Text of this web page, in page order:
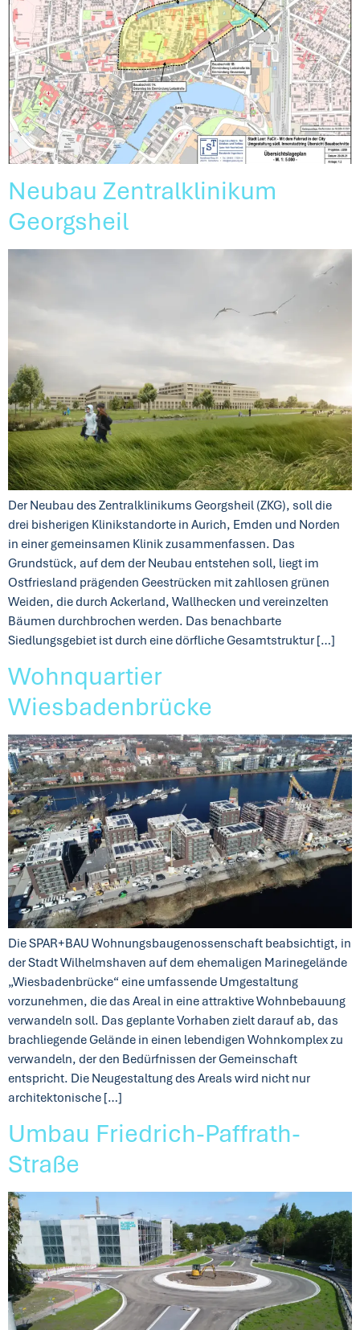
Neubau Zentralklinikum
Georgsheil
Der Neubau des Zentralklinikums Georgsheil (ZKG), soll die
drei bisherigen Klinikstandorte in Aurich, Emden und Norden
in einer gemeinsamen Klinik zusammenfassen. Das
Grundstück, auf dem der Neubau entstehen soll, liegt im
Ostfriesland prägenden Geestrücken mit zahllosen grünen
Weiden, die durch Ackerland, Wallhecken und vereinzelten
Bäumen durchbrochen werden. Das benachbarte
Siedlungsgebiet ist durch eine dörfliche Gesamtstruktur […]
Wohnquartier
Wiesbadenbrücke
Die SPAR+BAU Wohnungsbaugenossenschaft beabsichtigt, in
der Stadt Wilhelmshaven auf dem ehemaligen Marinegelände
„Wiesbadenbrücke“ eine umfassende Umgestaltung
vorzunehmen, die das Areal in eine attraktive Wohnbebauung
verwandeln soll. Das geplante Vorhaben zielt darauf ab, das
brachliegende Gelände in einen lebendigen Wohnkomplex zu
verwandeln, der den Bedürfnissen der Gemeinschaft
entspricht. Die Neugestaltung des Areals wird nicht nur
architektonische […]
Umbau Friedrich-Paffrath-
Straße